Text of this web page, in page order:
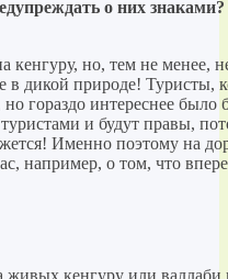
о них
кенгуру, но, тем не менее,
в дикой природе! Туристы,
гораздо интереснее
и будут правы,
Именно поэтому на
например, о том, что
кенгуру или валлаби